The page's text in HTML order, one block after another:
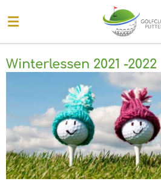
direct
naar
de
hoofdinhoud
Winterlessen 2021 -2022